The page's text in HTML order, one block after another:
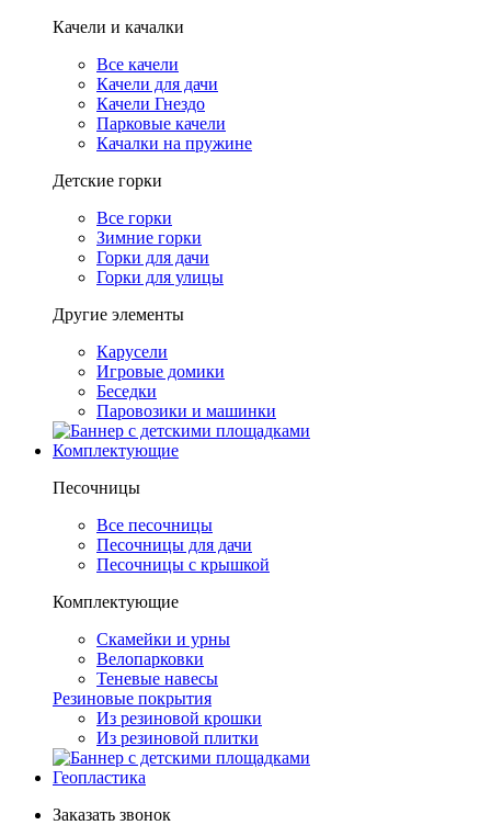
Качели и качалки
Все качели
Качели для дачи
Качели Гнездо
Парковые качели
Качалки на пружине
Детские горки
Все горки
Зимние горки
Горки для дачи
Горки для улицы
Другие элементы
Карусели
Игровые домики
Беседки
Паровозики и машинки
Комплектующие
Песочницы
Все песочницы
Песочницы для дачи
Песочницы с крышкой
Комплектующие
Скамейки и урны
Велопарковки
Теневые навесы
Резиновые покрытия
Из резиновой крошки
Из резиновой плитки
Геопластика
Заказать звонок